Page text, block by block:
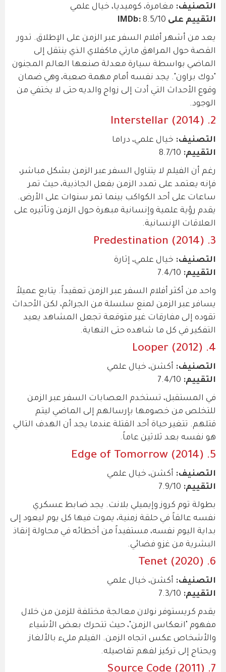
التصنيف: مغامرة، كوميديا، خيال علمي
التقييم على IMDb: 8.5/10
يعد من أشهر أفلام السفر عبر الزمن على الإطلاق. تدور
القصة حول المراهق مارتي ماكفلاي الذي ينتقل إلى
الماضي بواسطة سيارة معدلة صنعها العالم المجنون
"دوك براون". يجد نفسه أمام مهمة صعبة، وهي ضمان
وقوع الأحداث التي أدت إلى زواج والديه حتى لا يختفي من
الوجود.
2. Interstellar (2014)
التصنيف: خيال علمي، دراما
التقييم:
رغم أن الفيلم لا يتناول السفر عبر الزمن بشكل مباشر،
فإنه يعتمد على تمدد الزمن بفعل الجاذبية، حيث تمر
ساعات على أحد الكواكب بينما تمر سنوات على الأرض.
يقدم رؤية علمية وإنسانية مبهرة حول الزمن وتأثيره على
العلاقات الإنسانية.
3. Predestination (2014)
التصنيف: خيال علمي، إثارة
التقييم:
واحد من أكثر أفلام السفر عبر الزمن تعقيداً. يتابع عميلاً
يسافر عبر الزمن لمنع سلسلة من الجرائم، لكن الأحداث
تقوده إلى مفارقات غير متوقعة تجعل المشاهد يعيد
التفكير في كل ما شاهده حتى النهاية.
4. Looper (2012)
التصنيف: أكشن، خيال علمي
التقييم:
في المستقبل، تستخدم العصابات السفر عبر الزمن
للتخلص من خصومها بإرسالهم إلى الماضي ليتم
قتلهم. تتغير حياة أحد القتلة عندما يجد أن الهدف التالي
هو نفسه بعد ثلاثين عاماً.
5. Edge of Tomorrow (2014)
التصنيف: أكشن، خيال علمي
التقييم:
بطولة توم كروز وإيميلي بلانت. يجد ضابط عسكري
نفسه عالقاً في حلقة زمنية، يموت فيها كل يوم ليعود إلى
بداية اليوم نفسه، مستفيداً من أخطائه في محاولة إنقاذ
البشرية من غزو فضائي.
6. Tenet (2020)
التصنيف: أكشن، خيال علمي
التقييم:
يقدم كريستوفر نولان معالجة مختلفة للزمن من خلال
مفهوم "انعكاس الزمن"، حيث تتحرك بعض الأشياء
والأشخاص عكس اتجاه الزمن. الفيلم مليء بالألغاز
ويحتاج إلى تركيز لفهم تفاصيله.